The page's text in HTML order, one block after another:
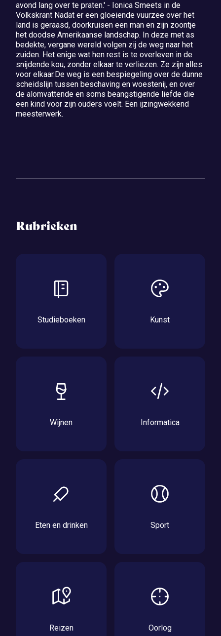
avond lang over te praten.' - Ionica Smeets in de
Volkskrant Nadat er een gloeiende vuurzee over het
land is geraasd, doorkruisen een man en zijn zoontje
het doodse Amerikaanse landschap. In deze met as
bedekte, vergane wereld volgen zij de weg naar het
zuiden. Het enige wat hen rest is te overleven in de
snijdende kou, zonder elkaar te verliezen. Ze zijn alles
voor elkaar.De weg is een bespiegeling over de dunne
scheidslijn tussen beschaving en woestenij, en over
de alomvattende en soms beangstigende liefde die
een kind voor zijn ouders voelt. Een ijzingwekkend
meesterwerk.
Rubrieken
Studieboeken Kunst
Wijnen Informatica
Eten en drinken Sport
Reizen Oorlog